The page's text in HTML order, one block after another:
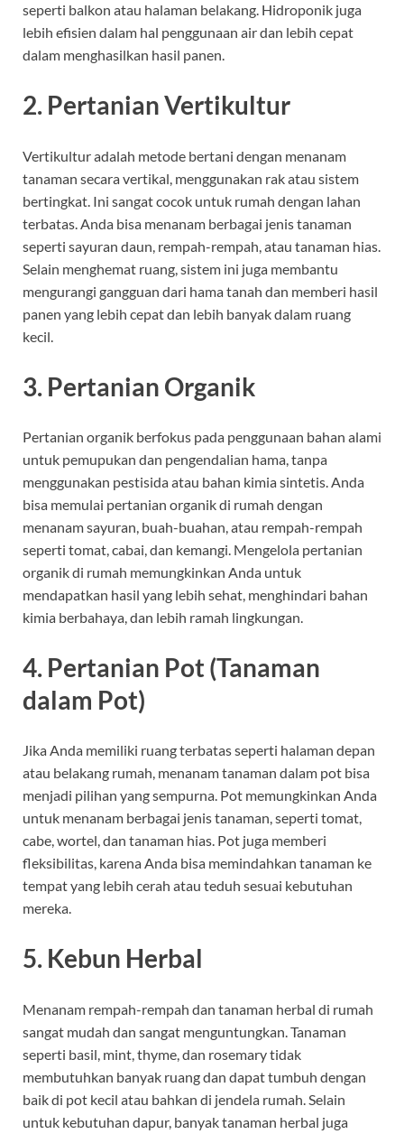
seperti balkon atau halaman belakang. Hidroponik juga
lebih efisien dalam hal penggunaan air dan lebih cepat
dalam menghasilkan hasil panen.
2. Pertanian Vertikultur
Vertikultur adalah metode bertani dengan menanam
tanaman secara vertikal, menggunakan rak atau sistem
bertingkat. Ini sangat cocok untuk rumah dengan lahan
terbatas. Anda bisa menanam berbagai jenis tanaman
seperti sayuran daun, rempah-rempah, atau tanaman hias.
Selain menghemat ruang, sistem ini juga membantu
mengurangi gangguan dari hama tanah dan memberi hasil
panen yang lebih cepat dan lebih banyak dalam ruang
kecil.
3. Pertanian Organik
Pertanian organik berfokus pada penggunaan bahan alami
untuk pemupukan dan pengendalian hama, tanpa
menggunakan pestisida atau bahan kimia sintetis. Anda
bisa memulai pertanian organik di rumah dengan
menanam sayuran, buah-buahan, atau rempah-rempah
seperti tomat, cabai, dan kemangi. Mengelola pertanian
organik di rumah memungkinkan Anda untuk
mendapatkan hasil yang lebih sehat, menghindari bahan
kimia berbahaya, dan lebih ramah lingkungan.
4. Pertanian Pot (Tanaman
dalam Pot)
Jika Anda memiliki ruang terbatas seperti halaman depan
atau belakang rumah, menanam tanaman dalam pot bisa
menjadi pilihan yang sempurna. Pot memungkinkan Anda
untuk menanam berbagai jenis tanaman, seperti tomat,
cabe, wortel, dan tanaman hias. Pot juga memberi
fleksibilitas, karena Anda bisa memindahkan tanaman ke
tempat yang lebih cerah atau teduh sesuai kebutuhan
mereka.
5. Kebun Herbal
Menanam rempah-rempah dan tanaman herbal di rumah
sangat mudah dan sangat menguntungkan. Tanaman
seperti basil, mint, thyme, dan rosemary tidak
membutuhkan banyak ruang dan dapat tumbuh dengan
baik di pot kecil atau bahkan di jendela rumah. Selain
untuk kebutuhan dapur, banyak tanaman herbal juga